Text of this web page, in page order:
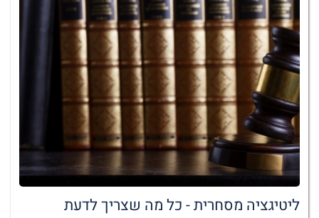
ליטיגציה מסחרית - כל מה שצריך לדעת